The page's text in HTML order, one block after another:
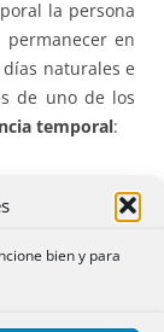
bien y para
la persona
en
naturales e
de uno de los
temporal: